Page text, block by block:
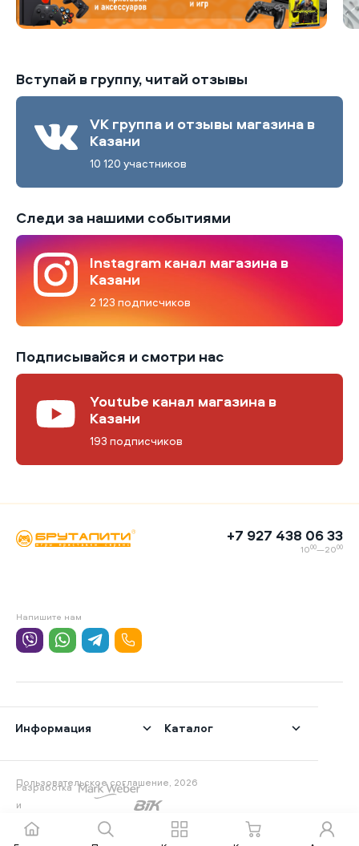
Вступай в группу, читай отзывы
VK группа и отзывы магазина в
Казани
10 120 участников
Следи за нашими событиями
Instagram канал магазина в
Казани
2 123 подписчиков
Подписывайся и смотри нас
Youtube канал магазина в
Казани
193 подписчиков
Пользовательское соглашение, 2026
Информация Каталог
+7 927 438 06 33
1000—2000
Напишите нам
Разработка
и